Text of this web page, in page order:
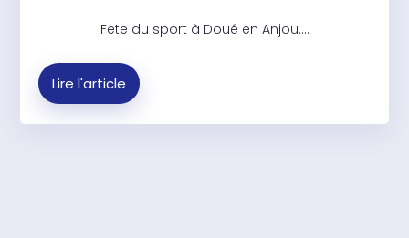
Fete du sport à Doué en Anjou....
Lire l'article